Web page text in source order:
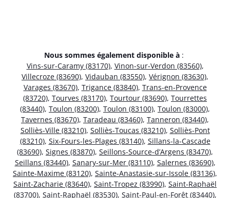
Nous sommes également disponible à :
Vins-sur-Caramy (83170), Vinon-sur-Verdon (83560),
Villecroze (83690), Vidauban (83550), Vérignon (83630),
Varages (83670), Trigance (83840), Trans-en-Provence
(83720), Tourves (83170), Tourtour (83690), Tourrettes
(83440), Toulon (83200), Toulon (83100), Toulon (83000),
Tavernes (83670), Taradeau (83460), Tanneron (83440),
Solliès-Ville (83210), Solliès-Toucas (83210), Solliès-Pont
(83210), Six-Fours-les-Plages (83140), Sillans-la-Cascade
(83690), Signes (83870), Seillons-Source-d’Argens (83470),
Seillans (83440), Sanary-sur-Mer (83110), Salernes (83690),
Sainte-Maxime (83120), Sainte-Anastasie-sur-Issole (83136),
Saint-Zacharie (83640), Saint-Tropez (83990), Saint-Raphaël
(83700), Saint-Raphaël (83530), Saint-Paul-en-Forêt (83440),